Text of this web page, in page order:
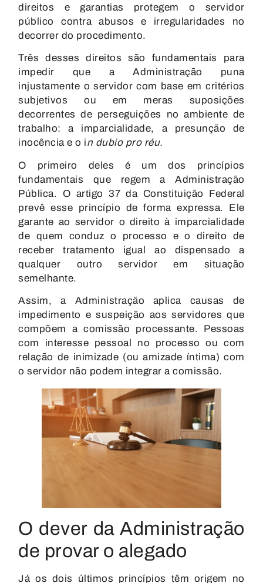
direitos e garantias protegem o servidor
público contra abusos e irregularidades no
decorrer do procedimento.
Três desses direitos são fundamentais para
impedir que a Administração puna
injustamente o servidor com base em critérios
subjetivos ou em meras suposições
decorrentes de perseguições no ambiente de
trabalho: a imparcialidade, a presunção de
inocência e o in dubio pro réu.
O primeiro deles é um dos princípios
fundamentais que regem a Administração
Pública. O artigo 37 da Constituição Federal
prevê esse princípio de forma expressa. Ele
garante ao servidor o direito à imparcialidade
de quem conduz o processo e o direito de
receber tratamento igual ao dispensado a
qualquer outro servidor em situação
semelhante.
Assim, a Administração aplica causas de
impedimento e suspeição aos servidores que
compõem a comissão processante. Pessoas
com interesse pessoal no processo ou com
relação de inimizade (ou amizade íntima) com
o servidor não podem integrar a comissão.
O dever da Administração
de provar o alegado
Já os dois últimos princípios têm origem no